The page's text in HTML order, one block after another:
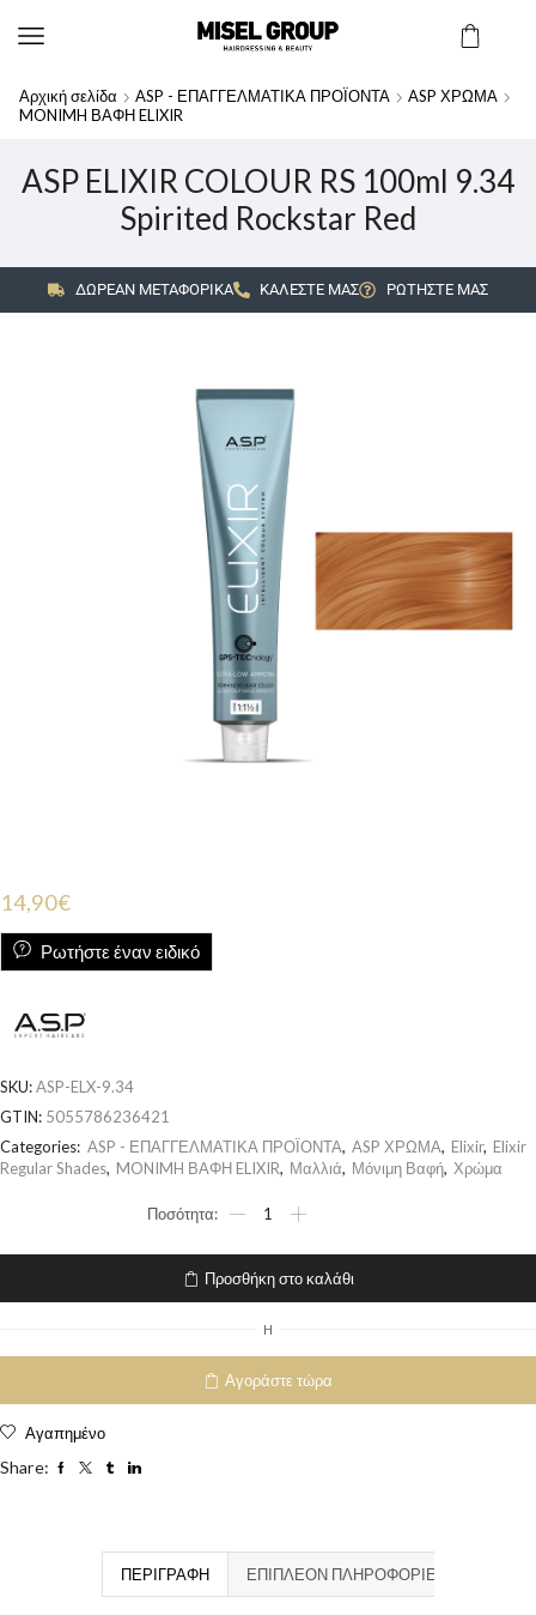
Αρχική σελίδα ASP - ΕΠΑΓΓΕΛΜΑΤΙΚΑ ΠΡΟΪΟΝΤΑ
ASP ΧΡΩΜΑ
MONIMH ΒΑΦΗ ELIXIR
ASP ELIXIR COLOUR RS 100ml 9.34
Spirited Rockstar Red
ΔΩΡΕΑΝ ΜΕΤΑΦΟΡΙΚΑ ΚΑΛΕΣΤΕ ΜΑΣ ΡΩΤΗΣΤΕ ΜΑΣ
14,90€
Ρωτήστε έναν ειδικό
SKU:ASP-ELX-9.34
GTIN: 5055786236421
Categories: ASP - ΕΠΑΓΓΕΛΜΑΤΙΚΑ ΠΡΟΪΟΝΤΑ, ASP ΧΡΩΜΑ, Elixir, Elixir
Regular Shades, MONIMH ΒΑΦΗ ELIXIR, Μαλλιά, Μόνιμη Βαφή, Χρώμα
Προσθήκη στο καλάθι
H
Αγοράστε τώρα
Αγαπημένο
Share:
ΠΕΡΙΓΡΑΦΉ ΕΠΙΠΛΈΟΝ ΠΛΗΡΟΦΟΡΊΕΣ